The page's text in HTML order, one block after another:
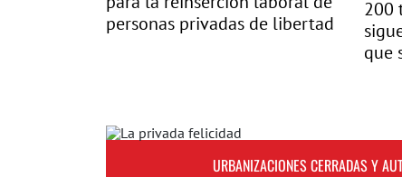
personas privadas de libertad
200
que
URBANIZACIONES CERRADAS Y